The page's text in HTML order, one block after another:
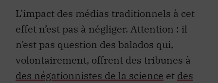
L’impact des médias traditionnels à cet
effet n’est pas à négliger. Attention : il
n’est pas question des balados qui,
volontairement, offrent des tribunes à
des négationnistes de la science et des